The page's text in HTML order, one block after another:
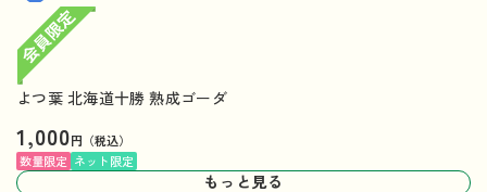
よつ葉 北海道十勝 熟成ゴーダ
1,000円（税込）
数量限定 ネット限定
もっと見る